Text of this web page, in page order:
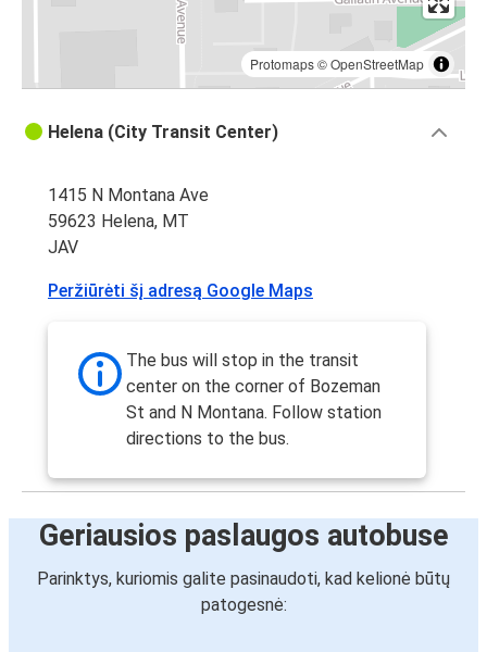
Protomaps©OpenStreetMap
Helena (City Transit Center)
1415 N Montana Ave
59623 Helena, MT
JAV
Peržiūrėti šį adresą Google Maps
The bus will stop in the transit
center on the corner of Bozeman
St and N Montana. Follow station
directions to the bus.
Geriausios paslaugos autobuse
Parinktys, kuriomis galite pasinaudoti, kad kelionė būtų
patogesnė: